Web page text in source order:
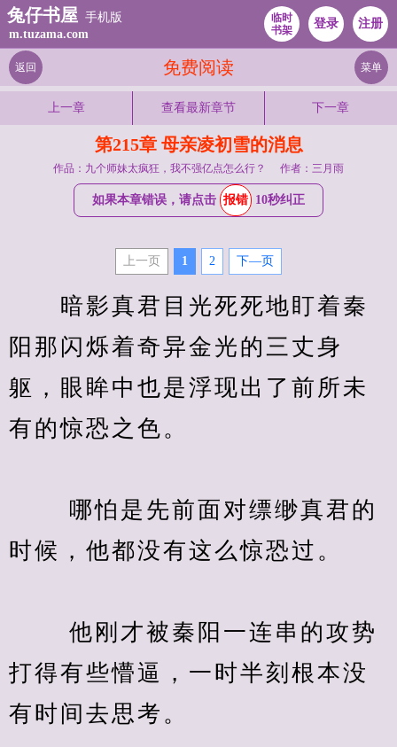
兔仔书屋 手机版
m.tuzama.com
临时
书架
登录 注册
免费阅读
返回 菜单
上一章 查看最新章节 下一章
第215章 母亲凌初雪的消息
作品：九个师妹太疯狂，我不强亿点怎么行？ 作者：三月雨
如果本章错误，请点击 报错 10秒纠正
上一页 1 2 下—页
暗影真君目光死死地盯着秦
阳那闪烁着奇异金光的三丈身
躯，眼眸中也是浮现出了前所未
有的惊恐之色。
哪怕是先前面对缥缈真君的
时候，他都没有这么惊恐过。
他刚才被秦阳一连串的攻势
打得有些懵逼，一时半刻根本没
有时间去思考。